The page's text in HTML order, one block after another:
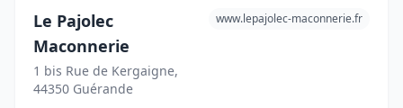
Le Pajolec
Maconnerie
1 bis Rue de Kergaigne,
44350 Guérande
www.lepajolec-maconnerie.fr